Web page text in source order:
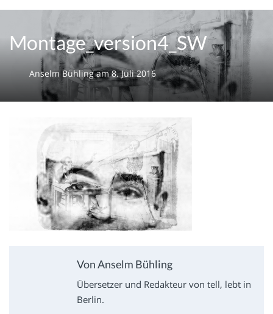
tell
Montage_version4_SW
Anselm Bühlingam 8. Juli 2016
Von Anselm Bühling
Übersetzer und Redakteur von tell, lebt in
Berlin.